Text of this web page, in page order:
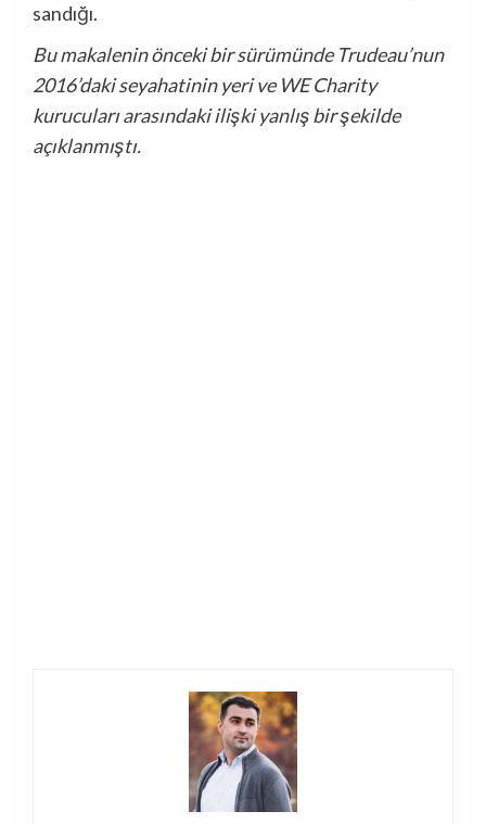
sandığı.
Bu makalenin önceki bir sürümünde Trudeau’nun
2016’daki seyahatinin yeri ve WE Charity
kurucuları arasındaki ilişki yanlış bir şekilde
açıklanmıştı.